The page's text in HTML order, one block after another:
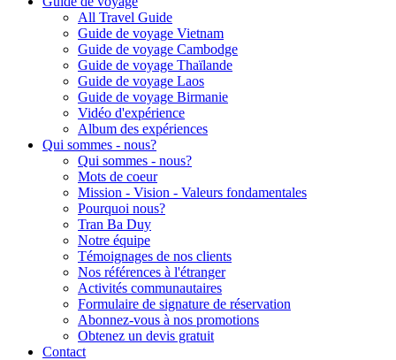
All Travel Guide
Guide de voyage Vietnam
Guide de voyage Cambodge
Guide de voyage Thaïlande
Guide de voyage Laos
Guide de voyage Birmanie
Vidéo d'expérience
Album des expériences
Qui sommes - nous?
Qui sommes - nous?
Mots de coeur
Mission - Vision - Valeurs fondamentales
Pourquoi nous?
Tran Ba Duy
Notre équipe
Témoignages de nos clients
Nos références à l'étranger
Activités communautaires
Formulaire de signature de réservation
Abonnez-vous à nos promotions
Obtenez un devis gratuit
Contact